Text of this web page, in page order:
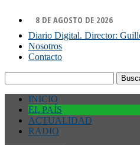
8 DE AGOSTO DE 2026
Diario Digital. Director:
Nosotros
Contacto
INICIO
EL PAÍS
ACTUALIDAD
RADIO